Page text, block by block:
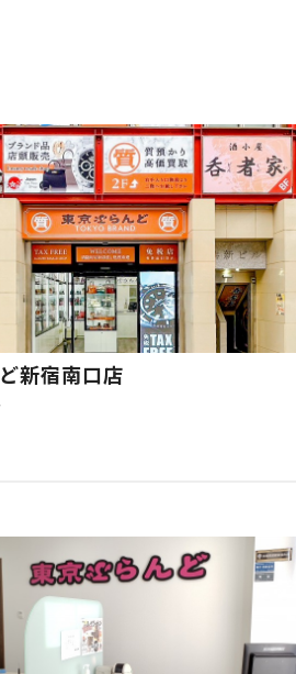
新宿南口店